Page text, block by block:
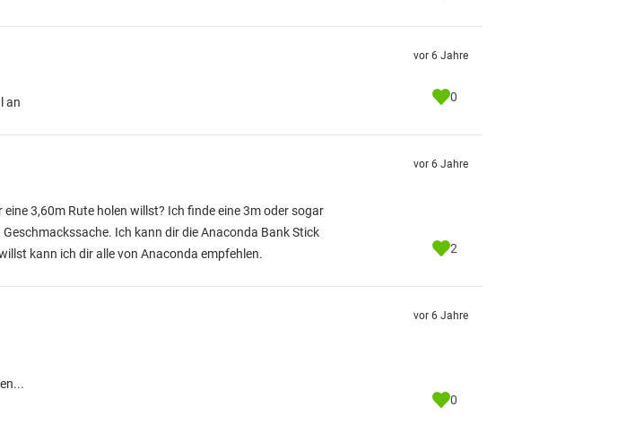
an
vor 6 Jahre
0
3,60m Rute holen willst? Ich finde eine 3m oder sogar
Ich kann dir die Anaconda Bank Stick
kann ich dir alle von Anaconda empfehlen.
vor 6 Jahre
2
vor 6 Jahre
0